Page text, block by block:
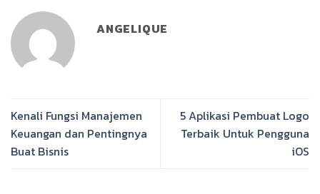
ANGELIQUE
Kenali Fungsi Manajemen
Keuangan dan Pentingnya
Buat Bisnis
5 Aplikasi Pembuat Logo
Terbaik Untuk Pengguna
iOS